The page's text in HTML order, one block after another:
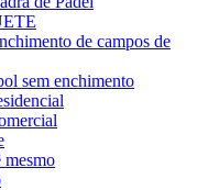
de campos de
sem enchimento